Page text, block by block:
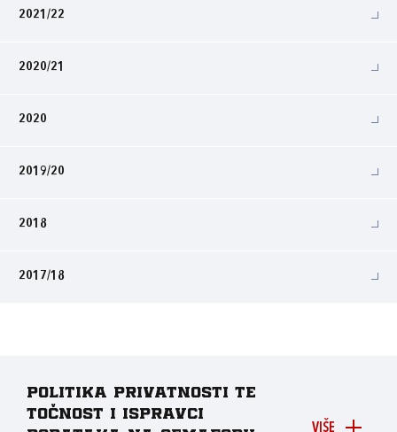
2021/22
2020/21
2020
2019/20
2018
2017/18
VIŠE
Politika privatnosti te
točnost i ispravci